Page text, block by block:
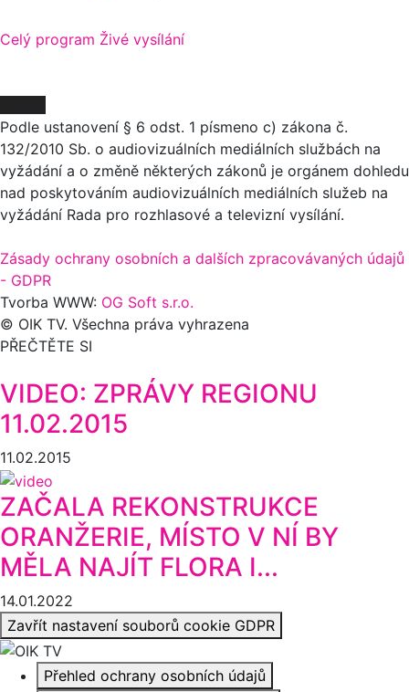
Celý program Živé vysílání
Podle ustanovení § 6 odst. 1 písmeno c) zákona č.
132/2010 Sb. o audiovizuálních mediálních službách na
vyžádání a o změně některých zákonů je orgánem dohledu
nad poskytováním audiovizuálních mediálních služeb na
vyžádání Rada pro rozhlasové a televizní vysílání.
Zásady ochrany osobních a dalších zpracovávaných údajů
- GDPR
Tvorba WWW: OG Soft s.r.o.
© OIK TV. Všechna práva vyhrazena
PŘEČTĚTE SI
VIDEO: ZPRÁVY REGIONU
11.02.2015
11.02.2015
ZAČALA REKONSTRUKCE
ORANŽERIE, MÍSTO V NÍ BY
MĚLA NAJÍT FLORA I...
14.01.2022
Zavřít nastavení souborů cookie GDPR
Přehled ochrany osobních údajů